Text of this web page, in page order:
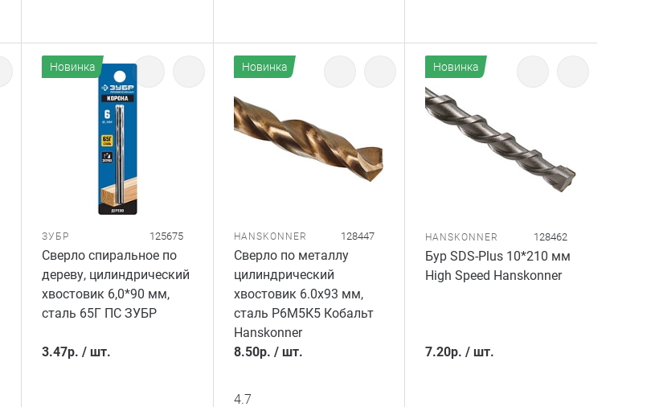
Новинка
ЗУБР 125675
Сверло спиральное по
дереву, цилиндрический
хвостовик 6,0*90 мм,
сталь 65Г ПС ЗУБР
3.47р. / шт.
Новинка
HANSKONNER 128447
Сверло по металлу
цилиндрический
хвостовик 6.0х93 мм,
сталь Р6М5К5 Кобальт
Hanskonner
8.50р. / шт.
4.7
Новинка
HANSKONNER 128462
Бур SDS-Plus 10*210 мм
High Speed Hanskonner
7.20р. /шт.